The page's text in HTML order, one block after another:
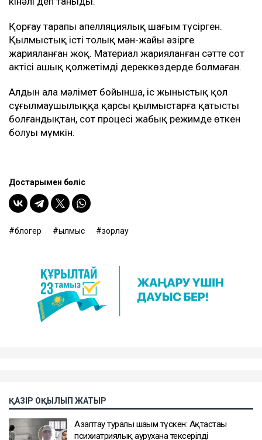
Қорғау тарапы апелляциялық шағым түсірген.
Қылмыстық істің толық мән-жайы әзірге
жарияланған жоқ. Материал жарияланған сәтте сот
актісі ашық қолжетімді дереккөздерде болмаған.
Алдын ала мәлімет бойынша, іс жыныстық қол
сұғылмаушылыққа қарсы қылмыстарға қатысты
болғандықтан, сот процесі жабық режимде өткен
болуы мүмкін.
Достарыңмен бөліс
блогер қылмыс зорлау